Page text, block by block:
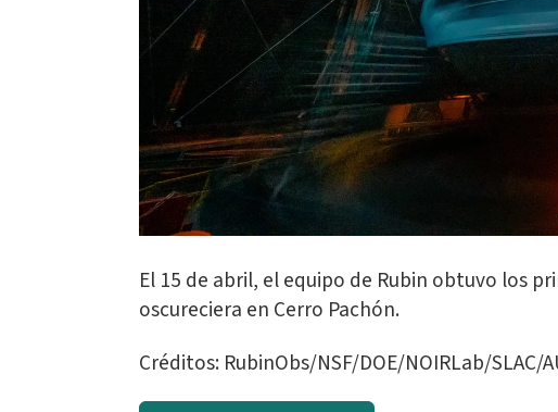
El 15 de abril, el equipo de Rubin obtuvo los
oscureciera en Cerro Pachón.
Créditos: RubinObs/NSF/DOE/NOIRLab/SLAC/